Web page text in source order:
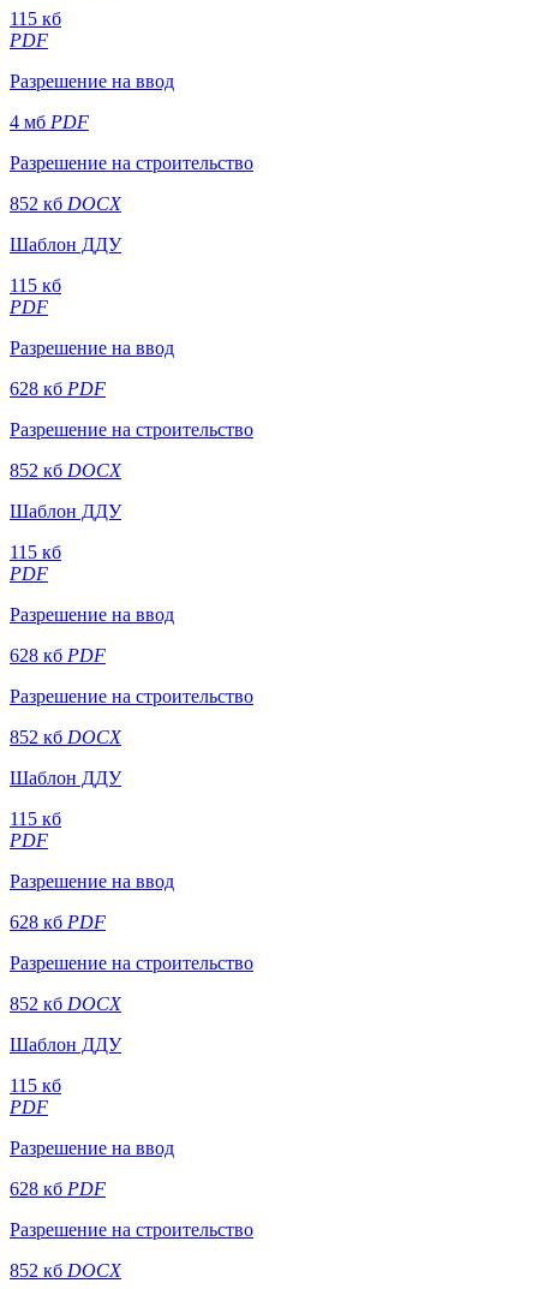
115 кб
PDF
Разрешение на ввод
4 мб PDF
Разрешение на строительство
852 кб DOCX
Шаблон ДДУ
115 кб
PDF
Разрешение на ввод
628 кб PDF
Разрешение на строительство
852 кб DOCX
Шаблон ДДУ
115 кб
PDF
Разрешение на ввод
628 кб PDF
Разрешение на строительство
852 кб DOCX
Шаблон ДДУ
115 кб
PDF
Разрешение на ввод
628 кб PDF
Разрешение на строительство
852 кб DOCX
Шаблон ДДУ
115 кб
PDF
Разрешение на ввод
628 кб PDF
Разрешение на строительство
852 кб DOCX